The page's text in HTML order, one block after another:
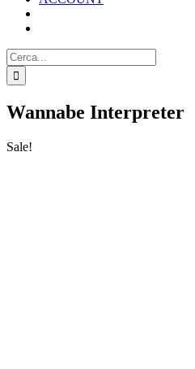
Cerca
per:
Wannabe Interpreter
Sale!